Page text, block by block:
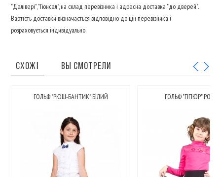
"Делівері", "Гюнсел", на склад перевізника і адресна доставка "до дверей".
Вартість доставки визначається відповідно до цін перевізника і
розраховується індивідуально.
СХОЖІ ВЫ СМОТРЕЛИ
ГОЛЬФ "РЮШ-БАНТИК" БІЛИЙ ГОЛЬФ "ГІПЮР"